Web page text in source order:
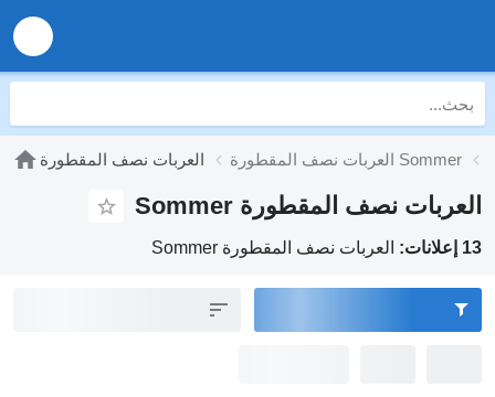
العربات نصف المقطورة العربات نصف المقطورة Sommer
العربات نصف المقطورة Sommer
13 إعلانات: العربات نصف المقطورة Sommer